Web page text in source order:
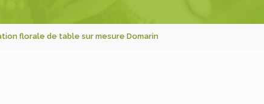
florale de table sur mesure Domarin